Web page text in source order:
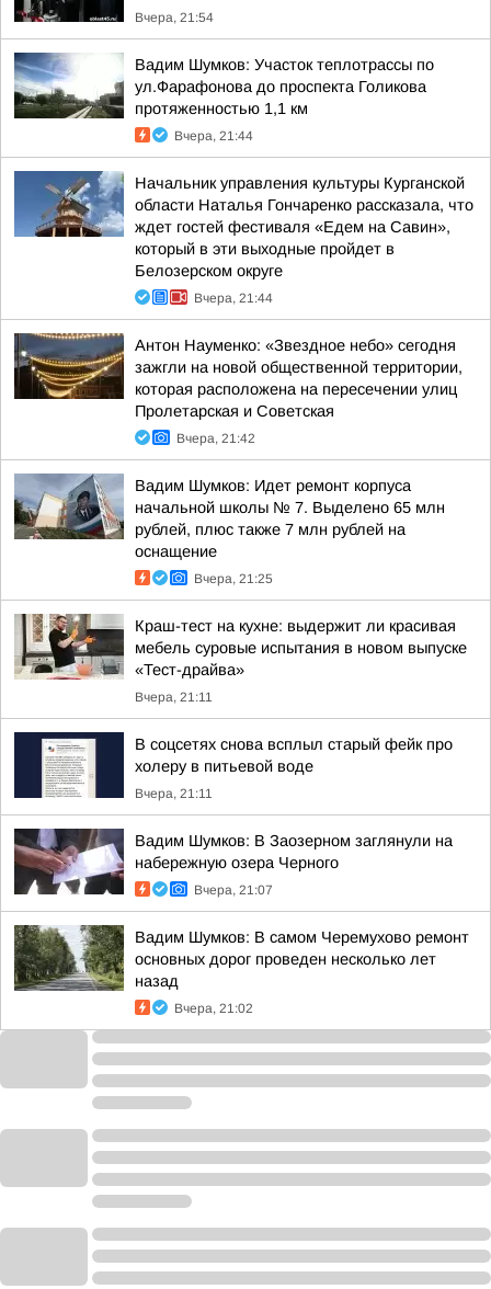
Вчера, 21:54
Вадим Шумков: Участок теплотрассы по
ул.Фарафонова до проспекта Голикова
протяженностью 1,1 км
Вчера, 21:44
Начальник управления культуры Курганской
области Наталья Гончаренко рассказала, что
ждет гостей фестиваля «Едем на Савин»,
который в эти выходные пройдет в
Белозерском округе
Вчера, 21:44
Антон Науменко: «Звездное небо» сегодня
зажгли на новой общественной территории,
которая расположена на пересечении улиц
Пролетарская и Советская
Вчера, 21:42
Вадим Шумков: Идет ремонт корпуса
начальной школы № 7. Выделено 65 млн
рублей, плюс также 7 млн рублей на
оснащение
Вчера, 21:25
Краш-тест на кухне: выдержит ли красивая
мебель суровые испытания в новом выпуске
«Тест-драйва»
Вчера, 21:11
В соцсетях снова всплыл старый фейк про
холеру в питьевой воде
Вчера, 21:11
Вадим Шумков: В Заозерном заглянули на
набережную озера Черного
Вчера, 21:07
Вадим Шумков: В самом Черемухово ремонт
основных дорог проведен несколько лет
назад
Вчера, 21:02